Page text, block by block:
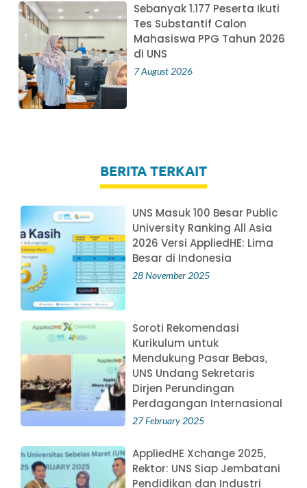
Sebanyak 1.177 Peserta Ikuti
Tes Substantif Calon
Mahasiswa PPG Tahun 2026
di UNS
7 August 2026
BERITA TERKAIT
UNS Masuk 100 Besar Public
University Ranking All Asia
2026 Versi AppliedHE: Lima
Besar di Indonesia
28 November 2025
Soroti Rekomendasi
Kurikulum untuk
Mendukung Pasar Bebas,
UNS Undang Sekretaris
Dirjen Perundingan
Perdagangan Internasional
27 February 2025
AppliedHE Xchange 2025,
Rektor: UNS Siap Jembatani
Pendidikan dan Industri